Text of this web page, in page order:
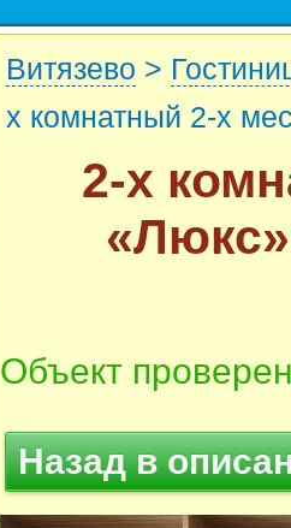
Витязево >
х комнатный 2-х
2-х
Объект
Назад в